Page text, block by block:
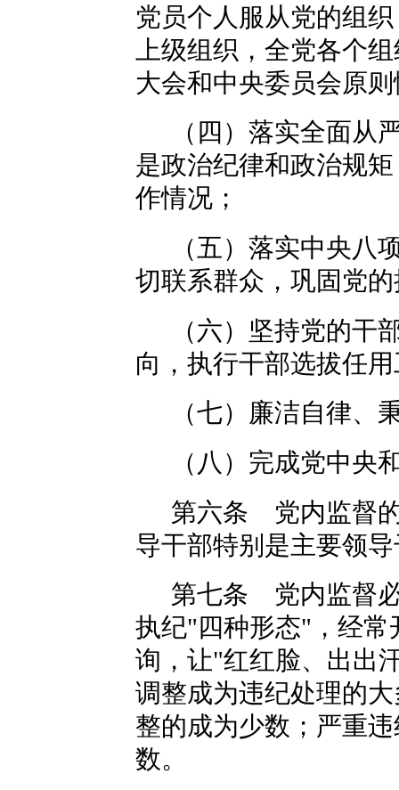
党员个人服从党的组
上级组织，全党各个
大会和中央委员会原
（四）落实全面从
是政治纪律和政治规
作情况；
（五）落实中央八
切联系群众，巩固党
（六）坚持党的干
向，执行干部选拔任
（七）廉洁自律、
（八）完成党中央
第六条 党内监督
导干部特别是主要领
第七条 党内监督
执纪"四种形态"，经常
询，让"红红脸、出出
调整成为违纪处理的
整的成为少数；严重
数。